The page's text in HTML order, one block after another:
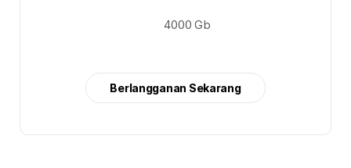
4000 Gb
Berlangganan Sekarang